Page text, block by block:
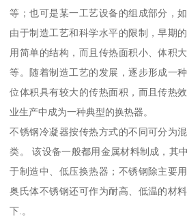
等；也可是某一工艺设备的组成部分，
由于制造工艺和科学水平的限制，早期
用简单的结构，而且传热面积小、体积
等。随着制造工艺的发展，逐步形成一
位体积具有较大的传热面积，而且传热
业生产中成为一种典型的换热器。
不锈钢冷凝器按传热方式的不同可分为
类。 该设备一般都用金属材料制成，其
于制造中、低压换热器；不锈钢除主要
奥氏体不锈钢还可作为耐高、低温的材
下.。